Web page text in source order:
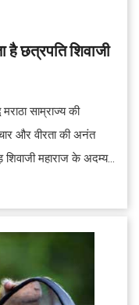
छत्रपति शिवाजी
साम्राज्य की
और वीरता की अनंत
महाराज के अदम्‍य
है, जिनके नेतृत्व ने इस दुर्ग
को इस साम्राज्य के
दिलाते हुए प्रेरित